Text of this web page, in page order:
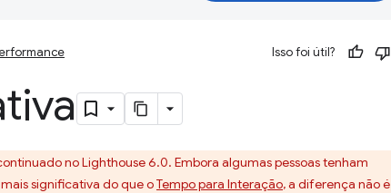
Isso foi útil?
no Lighthouse 6.0. Embora algumas pessoas tenham
significativa do que oTempo para Interação, a diferença não é